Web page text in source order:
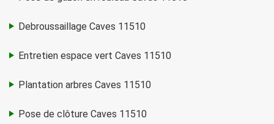
Debroussaillage Caves 11510
Entretien espace vert Caves 11510
Plantation arbres Caves 11510
Pose de clôture Caves 11510